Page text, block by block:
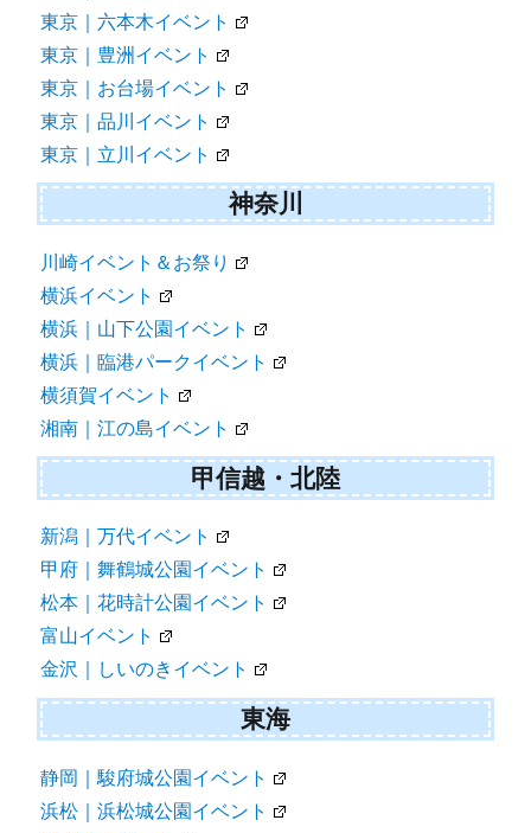
東京｜六本木イベント
東京｜豊洲イベント
東京｜お台場イベント
東京｜品川イベント
東京｜立川イベント
神奈川
川崎イベント＆お祭り
横浜イベント
横浜｜山下公園イベント
横浜｜臨港パークイベント
横須賀イベント
湘南｜江の島イベント
甲信越・北陸
新潟｜万代イベント
甲府｜舞鶴城公園イベント
松本｜花時計公園イベント
富山イベント
金沢｜しいのきイベント
東海
静岡｜駿府城公園イベント
浜松｜浜松城公園イベント